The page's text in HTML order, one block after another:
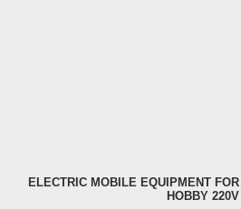
ELECTRIC MOBILE EQUIPMENT
HOBBY 220V